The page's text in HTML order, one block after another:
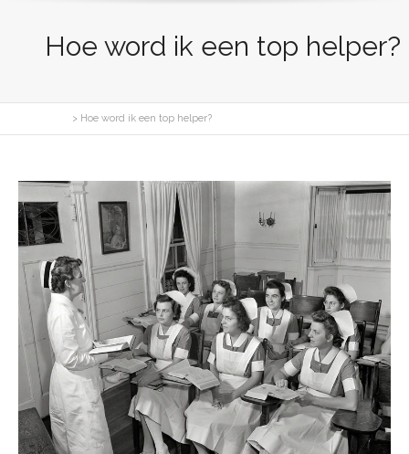
Hoe word ik een top helper?
> Hoe word ik een top helper?